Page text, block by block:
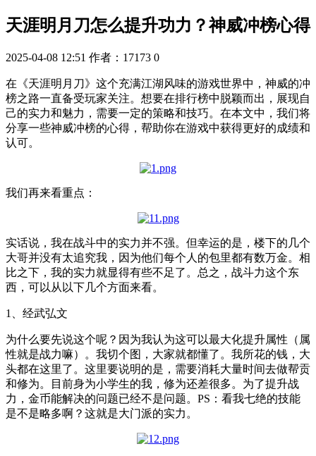
天涯明月刀怎么提升功力？神威冲榜心得
2025-04-08 12:51 作者：17173 0
在《天涯明月刀》这个充满江湖风味的游戏世界中，神威的冲
榜之路一直备受玩家关注。想要在排行榜中脱颖而出，展现自
己的实力和魅力，需要一定的策略和技巧。在本文中，我们将
分享一些神威冲榜的心得，帮助你在游戏中获得更好的成绩和
认可。
我们再来看重点：
实话说，我在战斗中的实力并不强。但幸运的是，楼下的几个
大哥并没有太追究我，因为他们每个人的包里都有数万金。相
比之下，我的实力就显得有些不足了。总之，战斗力这个东
西，可以从以下几个方面来看。
1、经武弘文
为什么要先说这个呢？因为我认为这可以最大化提升属性（属
性就是战力嘛）。我切个图，大家就都懂了。我所花的钱，大
头都在这里了。这里要说明的是，需要消耗大量时间去做帮贡
和修为。目前身为小学生的我，修为还差很多。为了提升战
力，金币能解决的问题已经不是问题。PS：看我七绝的技能
是不是略多啊？这就是大门派的实力。